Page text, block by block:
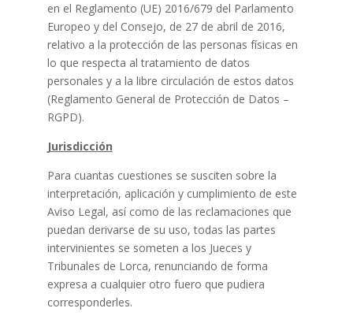
en el Reglamento (UE) 2016/679 del Parlamento
Europeo y del Consejo, de 27 de abril de 2016,
relativo a la protección de las personas físicas en
lo que respecta al tratamiento de datos
personales y a la libre circulación de estos datos
(Reglamento General de Protección de Datos –
RGPD).
Jurisdicción
Para cuantas cuestiones se susciten sobre la
interpretación, aplicación y cumplimiento de este
Aviso Legal, así como de las reclamaciones que
puedan derivarse de su uso, todas las partes
intervinientes se someten a los Jueces y
Tribunales de Lorca, renunciando de forma
expresa a cualquier otro fuero que pudiera
corresponderles.